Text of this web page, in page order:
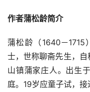
作者蒲松龄简介
蒲松龄（1640－
士，世称聊斋先生，
山镇蒲家庄人。出生
庭。19岁应童子试，